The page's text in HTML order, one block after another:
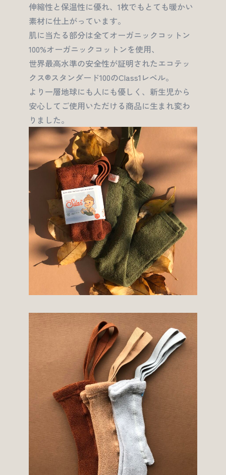
伸縮性と保温性に優れ、1枚でもとても暖かい
素材に仕上がっています。
肌に当たる部分は全てオーガニックコットン
100%オーガニックコットンを使用、
世界最高水準の安全性が証明されたエコテッ
クス®スタンダード100のClass1レベル。
より一層地球にも人にも優しく、新生児から
安心してご使用いただける商品に生まれ変わ
りました。